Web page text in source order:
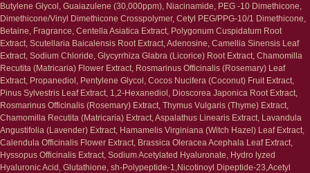
Butylene Glycol, Guaiazulene (30,000ppm), Niacinamide, PEG -10 Dimethicone,
Dimethicone/Vinyl Dimethicone Crosspolymer, Cetyl PEG/PPG-10/1 Dimethicone,
Betaine, Fragrance, Centella Asiatica Extract, Polygonum Cuspidatum Root
Extract, Scutellaria Baicalensis Root Extract, Adenosine, Camellia Sinensis Leaf
Extract, Sodium Chloride, Glycyrrhiza Glabra (Licorice) Root Extract, Chamomilla
Recutita (Matricaria) Flower Extract, Rosmarinus Officinalis (Rosemary) Leaf
Extract, Propanediol, Pentylene Glycol, Cocos Nucifera (Coconut) Fruit Extract,
Pinus Sylvestris Leaf Extract, 1,2-Hexanediol, Dioscorea Japonica Root Extract,
Rosmarinus Officinalis (Rosemary) Extract, Thymus Vulgaris (Thyme) Extract,
Chamomilla Recutita (Matricaria) Extract, Aspalathus Linearis Extract, Lavandula
Angustifolia (Lavender) Extract, Hamamelis Virginiana (Witch Hazel) Leaf Extract,
Calendula Officinalis Flower Extract, Brassica Oleracea Acephala Leaf Extract,
Hyssopus Officinalis Extract, Sodium Acetylated Hyaluronate, Hydro lyzed
Hyaluronic Acid, Glutathione, sh-Polypeptide-1,Nicotinoyl Dipeptide-23,Acetyl
Уход за ногами
Средства для ванны
Гаджеты
Сертификаты
Наборы
Восстановление
Маски и патчи
Уход за губами
Декоротивная косметика
Волосы
Проблемы
Шампуни
Кондиционеры/бальзамы
Маски/скрабы
Сыворотки/лосьоны
Спреи
Средства для укладки